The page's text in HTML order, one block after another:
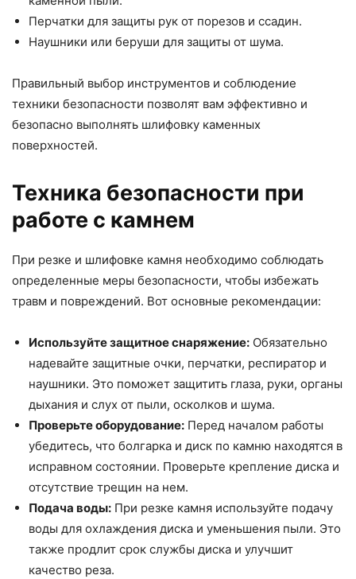
Перчатки для защиты рук от порезов и ссадин.
Наушники или беруши для защиты от шума.
Правильный выбор инструментов и соблюдение
техники безопасности позволят вам эффективно и
безопасно выполнять шлифовку каменных
поверхностей.
Техника безопасности при
работе с камнем
При резке и шлифовке камня необходимо соблюдать
определенные меры безопасности, чтобы избежать
травм и повреждений. Вот основные рекомендации:
Используйте защитное снаряжение: Обязательно
надевайте защитные очки, перчатки, респиратор и
наушники. Это поможет защитить глаза, руки, органы
дыхания и слух от пыли, осколков и шума.
Проверьте оборудование: Перед началом работы
убедитесь, что болгарка и диск по камню находятся в
исправном состоянии. Проверьте крепление диска и
отсутствие трещин на нем.
Подача воды: При резке камня используйте подачу
воды для охлаждения диска и уменьшения пыли. Это
также продлит срок службы диска и улучшит
качество реза.